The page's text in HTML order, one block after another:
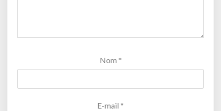
Nom *
E-mail *